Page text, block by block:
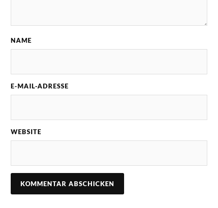
NAME
E-MAIL-ADRESSE
WEBSITE